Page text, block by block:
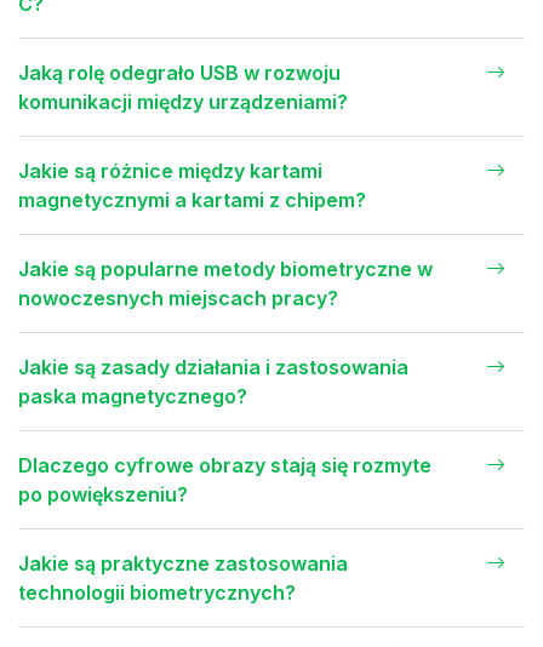
Jaką rolę odegrało USB w rozwoju
komunikacji między urządzeniami?
Jakie są różnice między kartami
magnetycznymi a kartami z chipem?
Jakie są popularne metody biometryczne w
nowoczesnych miejscach pracy?
Jakie są zasady działania i zastosowania
paska magnetycznego?
Dlaczego cyfrowe obrazy stają się rozmyte
po powiększeniu?
Jakie są praktyczne zastosowania
technologii biometrycznych?